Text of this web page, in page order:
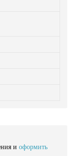
и оформить